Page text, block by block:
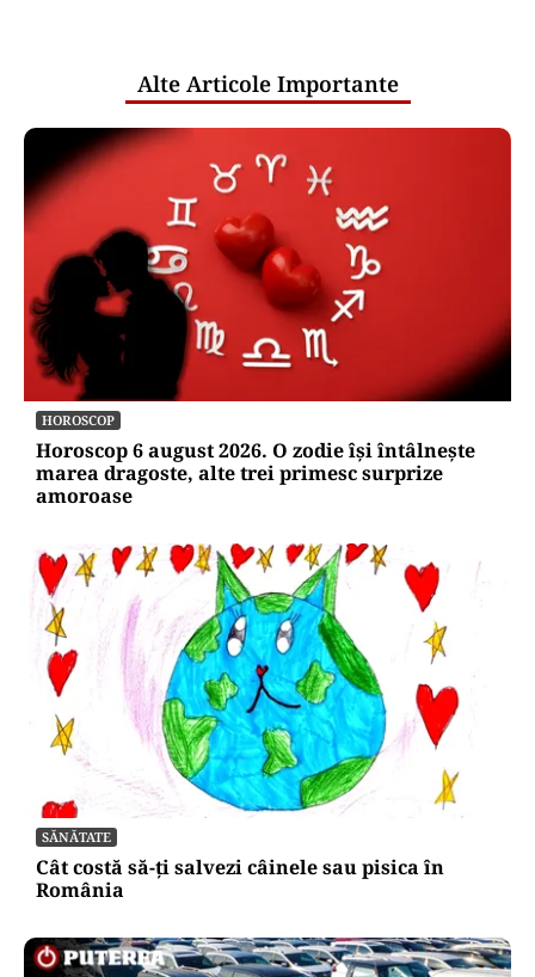
Alte Articole Importante
HOROSCOP
Horoscop 6 august 2026. O zodie își întâlnește
marea dragoste, alte trei primesc surprize
amoroase
SĂNĂTATE
Cât costă să-ți salvezi câinele sau pisica în
România